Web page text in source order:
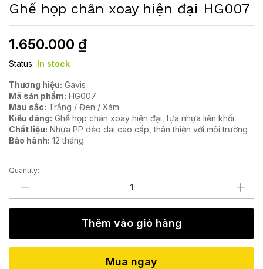
Ghế họp chân xoay hiện đại HG007
1.650.000 ₫
Status: In stock
Thương hiệu: Gavis
Mã sản phẩm: HG007
Màu sắc: Trắng / Đen / Xám
Kiểu dáng: Ghế họp chân xoay hiện đại, tựa nhựa liền khối
Chất liệu: Nhựa PP dẻo dai cao cấp, thân thiện với môi trường
Bảo hành: 12 tháng
Ghế
họp
chân
xoay
đại
HG007
Quantity:
Thêm vào giỏ hàng
Mua ngay